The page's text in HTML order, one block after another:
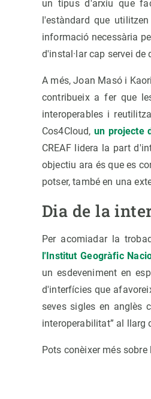
un tipus d'arxiu que
l'estàndard que
informació necessària
d'instal·lar cap servei de
A més, Joan Masó i
contribueix a fer que
interoperables i
Cos4Cloud, un projecte
CREAF lidera la part
objectiu ara és que es
potser, també en una
Dia de la
Per acomiadar la
l'Institut Geogràfic
un esdeveniment en
d'interfícies que
seves sigles en anglès
interoperabilitat” al llarg
Pots conèixer més